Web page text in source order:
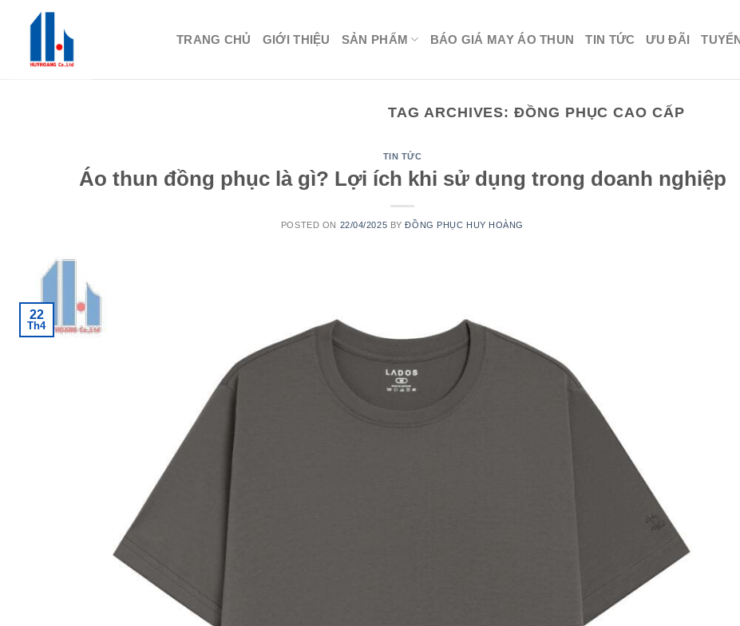
TRANG CHỦ GIỚI THIỆU SẢN PHẨM BÁO GIÁ MAY ÁO THUN TIN TỨC ƯU ĐÃI
TAG ARCHIVES:ĐỒNG PHỤC CAO CẤP
TIN TỨC
Áo thun đồng phục là gì? Lợi ích khi sử dụng trong doanh nghiệp
POSTED ON 22/04/2025 BYĐỒNG PHỤC HUY HOÀNG
22
Th4